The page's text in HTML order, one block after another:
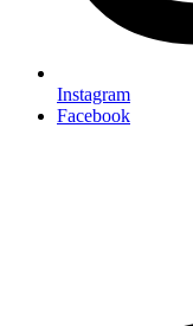
Instagram
Facebook